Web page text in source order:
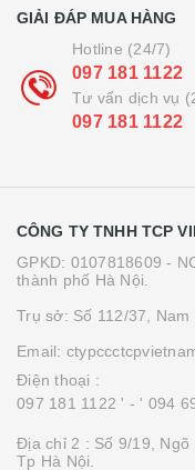
GIẢI ĐÁP MUA HÀNG
Hotline (24/7)
097 181 1122
Tư vấn dịch vụ
097 181 1122
CÔNG TY TNHH TCP
GPKD: 0107818609 -
thành phố Hà Nội.
Trụ sở: Số 112/37,
Email:
Điện thoại :
097 181 1122 ' - ' 094
Địa chỉ 2 : Số 9/19,
Tp Hà Nội.